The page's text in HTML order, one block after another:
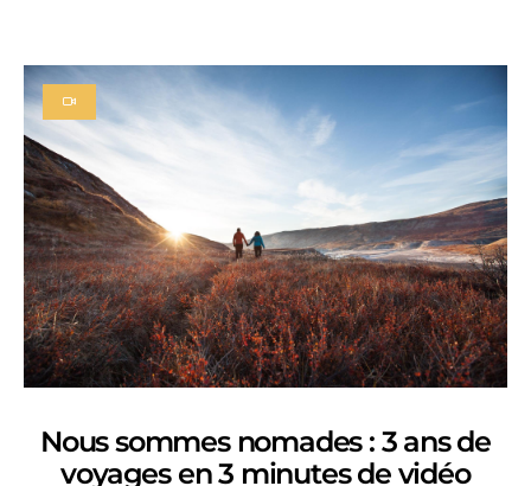
Nous sommes nomades : 3 ans de
voyages en 3 minutes de vidéo